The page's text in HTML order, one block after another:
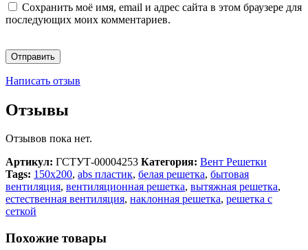
Сохранить моё имя, email и адрес сайта в этом браузере для
последующих моих комментариев.
Написать отзыв
Отзывы
Отзывов пока нет.
Артикул: ГСТУТ-00004253 Категория: Вент Решетки
Tags: 150х200, abs пластик, белая решетка, бытовая
вентиляция, вентиляционная решетка, вытяжная решетка,
естественная вентиляция, наклонная решетка, решетка с
сеткой
Похожие товары